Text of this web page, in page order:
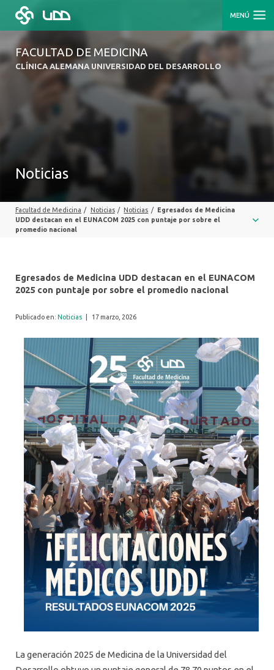
MENÚ
FACULTAD DE MEDICINA
CLÍNICA ALEMANA UNIVERSIDAD DEL DESARROLLO
Noticias
Facultad de Medicina / Noticias / Noticias /
Egresados de Medicina
UDD destacan en el EUNACOM 2025 con puntaje por sobre el
promedio nacional
Egresados de Medicina UDD destacan en el EUNACOM
2025 con puntaje por sobre el promedio nacional
Publicado en: Noticias 17 marzo, 2026
La generación 2025 de Medicina de la Universidad del